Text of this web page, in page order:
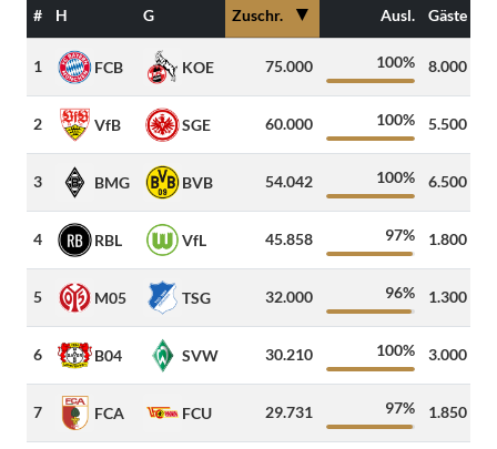
# H G Zuschr. ▼ Ausl. Gäste
1 FCB KOE 75.000 100% 8.000
2 VfB SGE 60.000 100% 5.500
3 BMG BVB 54.042 100% 6.500
4 RBL VfL 45.858 97% 1.800
5 M05 TSG 32.000 96% 1.300
6 B04 SVW 30.210 100% 3.000
7 FCA FCU 29.731 97% 1.850